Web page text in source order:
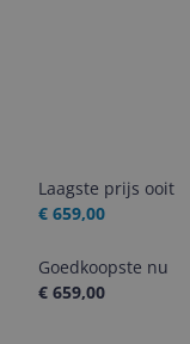
Laagste prijs ooit
€ 659,00
Goedkoopste nu
€ 659,00